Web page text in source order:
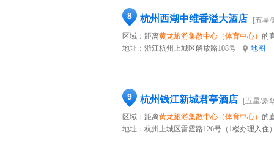
8 杭州西湖中维香溢大酒店
[五星/
区域：距离黄龙旅游集散中心（体育中心） 的
地址： 浙江杭州上城区解放路108号 地图
9 杭州钱江新城君亭酒店
[五星/豪
区域：距离黄龙旅游集散中心（体育中心） 的
地址： 杭州上城区雷霆路126号（1楼办理入住